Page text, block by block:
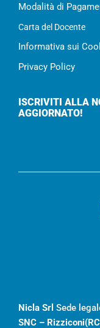
Modalità di
Carta del Docente
Informativa sui
Privacy Policy
ISCRIVITI ALLA
AGGIORNATO!
Nicla Srl Sede
SNC –